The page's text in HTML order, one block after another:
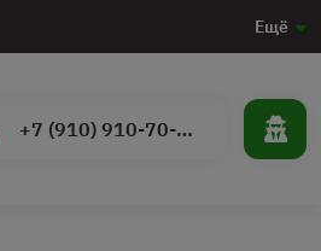
Ещё
+7 (910) 910-70-15